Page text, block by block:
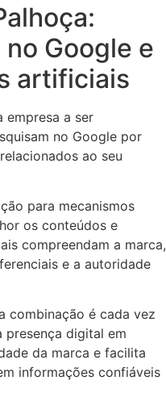
Google e
artificiais
empresa a ser
no Google por
ao seu
para mecanismos
os conteúdos e
compreendam a marca,
e a autoridade
combinação é cada vez
presença digital em
da marca e facilita
informações confiáveis